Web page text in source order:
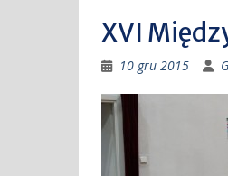
XVI
10 gru 2015